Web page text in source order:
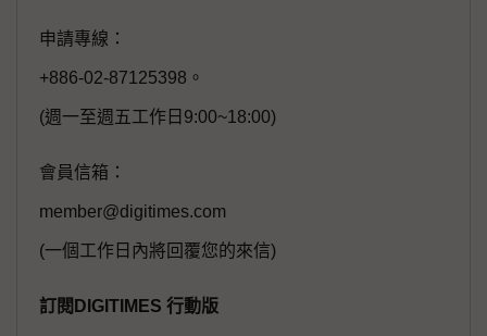
申請專線：
+886-02-87125398。
(週一至週五工作日9:00~18:00)
會員信箱：
member@digitimes.com
(一個工作日內將回覆您的來信)
訂閱DIGITIMES 行動版